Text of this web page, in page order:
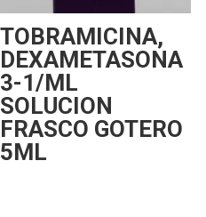
TOBRAMICINA,
DEXAMETASONA
3-1/ML
SOLUCION
FRASCO GOTERO
5ML